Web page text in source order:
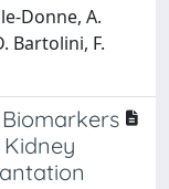
Donne, A.
Bartolini, F.